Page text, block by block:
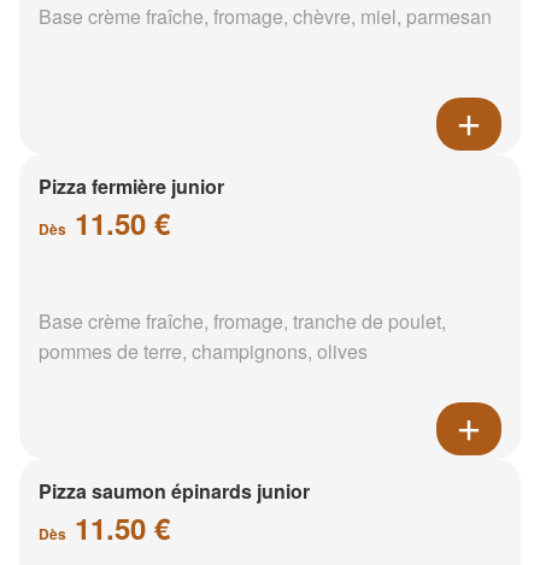
Base crème fraîche, fromage, chèvre, miel, parmesan
Pizza fermière junior
Dès 11.50 €
Base crème fraîche, fromage, tranche de poulet,
pommes de terre, champignons, olives
Pizza saumon épinards junior
Dès 11.50 €